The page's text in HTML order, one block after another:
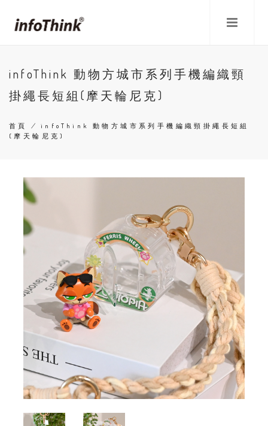
infoThink 動物方城市系列手機編織頸
掛繩長短組(摩天輪尼克)
導
連
結
首頁 /infoThink 動物方城市系列手機編織頸掛繩長短組
(摩天輪尼克)